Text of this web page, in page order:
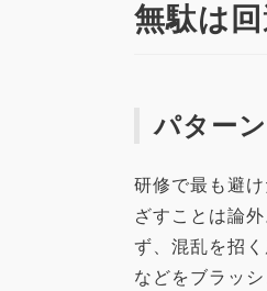
無駄は
パター
研修で最も避
ざすことは論
ず、混乱を招
などをブラッ